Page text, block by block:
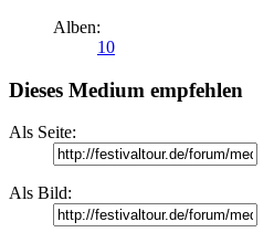
Alben:
10
Dieses Medium empfehlen
Als Seite:
Als Bild: